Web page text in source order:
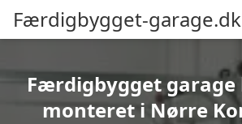
Færdigbygget-garage.dk
Færdigbygget garage
monteret i Nørre